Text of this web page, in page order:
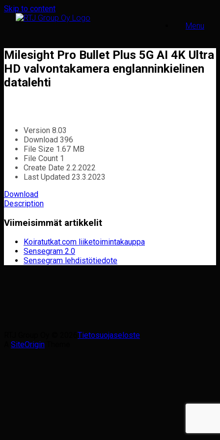
Skip to content
Menu
Milesight Pro Bullet Plus 5G AI 4K Ultra
HD valvontakamera englanninkielinen
datalehti
Version 8.03
Download 396
File Size 1.67 MB
File Count 1
Create Date 2.2.2022
Last Updated 23.3.2023
Download
Description
Viimeisimmät artikkelit
Koiratutkat.com liiketoimintakauppa
Sensegram 2.0
Sensegram lehdistötiedote
Tietosuojaseloste
SiteOrigin